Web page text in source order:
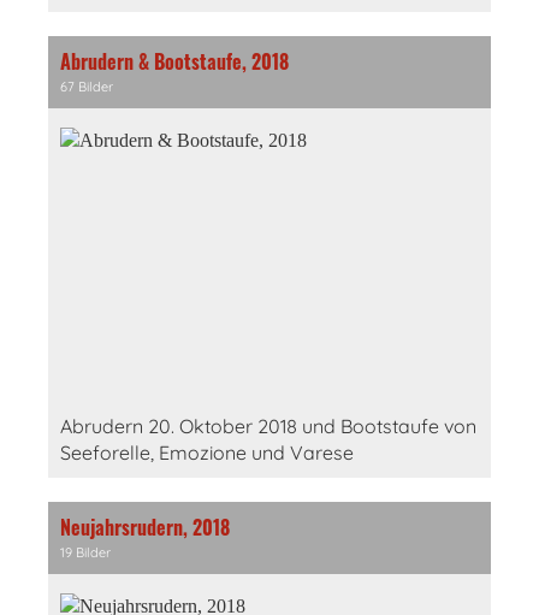
Abrudern & Bootstaufe, 2018
67 Bilder
Abrudern 20. Oktober 2018 und Bootstaufe von
Seeforelle, Emozione und Varese
Neujahrsrudern, 2018
19 Bilder